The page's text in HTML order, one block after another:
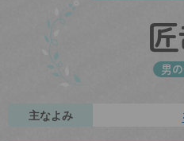
男
主なよみ